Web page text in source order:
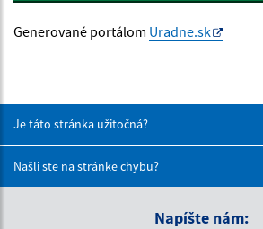
Generované portálom Uradne.sk
Je táto stránka užitočná?
Našli ste na stránke chybu?
Napíšte nám: